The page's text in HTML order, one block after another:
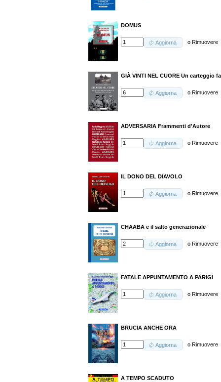
DOMUS
Aggiorna oRimuovere
GIÀ VINTI NEL CUORE Un carteggio
Aggiorna oRimuovere
ADVERSARIA Frammenti d'Autore
Aggiorna oRimuovere
IL DONO DEL DIAVOLO
Aggiorna oRimuovere
CHAABA e il salto generazionale
Aggiorna oRimuovere
FATALE APPUNTAMENTO A PARIGI
Aggiorna oRimuovere
BRUCIA ANCHE ORA
Aggiorna oRimuovere
A TEMPO SCADUTO